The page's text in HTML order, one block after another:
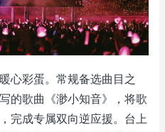
心彩蛋。常规备选曲目之
的歌曲《渺小知音》，将歌
完成专属双向逆应援。台上